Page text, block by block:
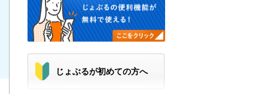
じょぶるが初めての方へ